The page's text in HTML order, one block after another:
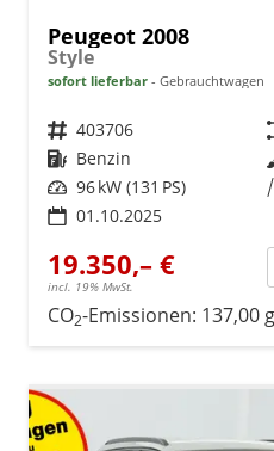
Peugeot 2008
Style
sofort lieferbar Gebrauchtwagen
Fahrzeugnr. 403706
Kraftstoff Benzin
Leistung 96 kW (131 PS)
01.10.2025
19.350,– €
incl. 19% MwSt.
CO2-Emissionen: 137,00